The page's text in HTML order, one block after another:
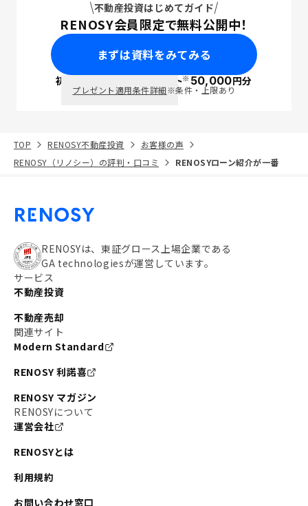
不動産投資はじめてガイド
RENOSY会員限定で無料公開中！
まずは資料をみてみる
初回面談で ポイント※50,000円分
プレゼント適用条件詳細※条件・上限あり
TOP RENOSY不動産投資
お客様の声
RENOSY（リノシー）の評判・口コミ
RENOSYローン紹介が一番
RENOSYは、東証グロース上場企業である
GA technologiesが運営しています。
サービス
不動産投資
不動産売却
関連サイト
Modern Standard
RENOSY 利諾喜
RENOSY マガジン
RENOSYについて
運営会社
RENOSYとは
利用規約
お問い合わせ窓口